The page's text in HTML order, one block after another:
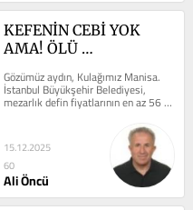
KEFENİN CEBİ YOK
AMA! ÖLÜ
Gözümüz aydın, Kulağımız Manisa.
İstanbul Büyükşehir Belediyesi,
mezarlık defin fiyatlarının en az 56
bin TL olduğunu açıkladı. Bana...
15.12.2025
60
Ali Öncü